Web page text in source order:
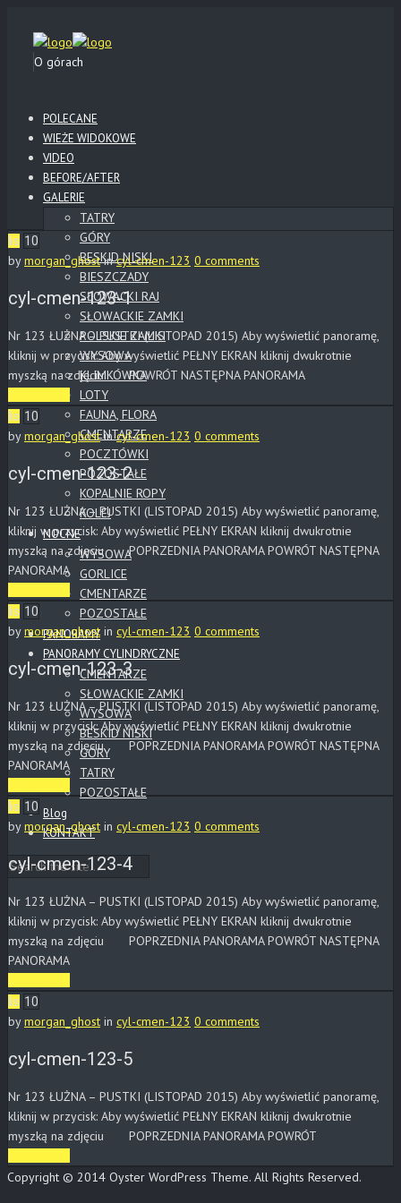
O górach
POLECANE
WIEŻE WIDOKOWE
VIDEO
BEFORE/AFTER
GALERIE
TATRY
GÓRY
BESKID NISKI
BIESZCZADY
SŁOWACKI RAJ
SŁOWACKIE ZAMKI
POLSKIE ZAMKI
WYSOWA
KLIMKÓWKA
LOTY
FAUNA, FLORA
CMENTARZE
POCZTÓWKI
POZOSTAŁE
KOPALNIE ROPY
KOLEJ
NOCNE
WYSOWA
GORLICE
CMENTARZE
POZOSTAŁE
PANORAMY
PANORAMY CYLINDRYCZNE
CMENTARZE
SŁOWACKIE ZAMKI
WYSOWA
BESKID NISKI
GÓRY
TATRY
POZOSTAŁE
Blog
KONTAKT
lis 10
bymorgan_ghost incyl-cmen-123 0 comments
cyl-cmen-123-1
Nr 123 ŁUŻNA – PUSTKI (LISTOPAD 2015) Aby wyświetlić panoramę,
kliknij w przycisk: Aby wyświetlić PEŁNY EKRAN kliknij dwukrotnie
myszką na zdjęciu POWRÓT NASTĘPNA PANORAMA
lis 10
bymorgan_ghost incyl-cmen-123 0 comments
cyl-cmen-123-2
Nr 123 ŁUŻNA – PUSTKI (LISTOPAD 2015) Aby wyświetlić panoramę,
kliknij w przycisk: Aby wyświetlić PEŁNY EKRAN kliknij dwukrotnie
myszką na zdjęciu POPRZEDNIA PANORAMA POWRÓT NASTĘPNA
PANORAMA
lis 10
bymorgan_ghost in cyl-cmen-123 0 comments
cyl-cmen-123-3
Nr 123 ŁUŻNA – PUSTKI (LISTOPAD 2015) Aby wyświetlić panoramę,
kliknij w przycisk: Aby wyświetlić PEŁNY EKRAN kliknij dwukrotnie
myszką na zdjęciu POPRZEDNIA PANORAMA POWRÓT NASTĘPNA
PANORAMA
lis 10
bymorgan_ghost in cyl-cmen-123 0 comments
cyl-cmen-123-4
Nr 123 ŁUŻNA – PUSTKI (LISTOPAD 2015) Aby wyświetlić panoramę,
kliknij w przycisk: Aby wyświetlić PEŁNY EKRAN kliknij dwukrotnie
myszką na zdjęciu POPRZEDNIA PANORAMA POWRÓT NASTĘPNA
PANORAMA
lis 10
bymorgan_ghost in cyl-cmen-123 0 comments
cyl-cmen-123-5
Nr 123 ŁUŻNA – PUSTKI (LISTOPAD 2015) Aby wyświetlić panoramę,
kliknij w przycisk: Aby wyświetlić PEŁNY EKRAN kliknij dwukrotnie
myszką na zdjęciu POPRZEDNIA PANORAMA POWRÓT
Copyright © 2014 Oyster WordPress Theme. All Rights Reserved.